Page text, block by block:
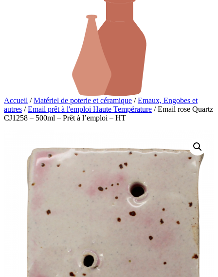
Accueil /Matériel de poterie et céramique /Emaux, Engobes et
autres /Email prêt à l'emploi Haute Température / Email rose Quartz
CJ1258 – 500ml – Prêt à l’emploi – HT